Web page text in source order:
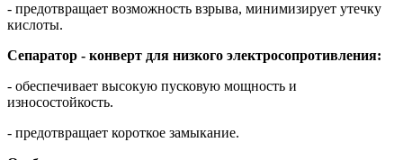
- предотвращает возможность взрыва, минимизирует утечку
кислоты.
Сепаратор - конверт для низкого электросопротивления:
- обеспечивает высокую пусковую мощность и
износостойкость.
- предотвращает короткое замыкание.